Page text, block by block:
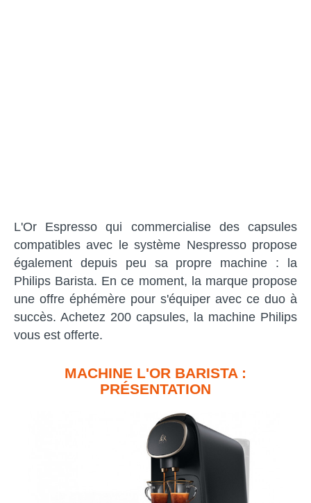
L'Or Espresso qui commercialise des capsules
compatibles avec le système Nespresso propose
également depuis peu sa propre machine : la
Philips Barista. En ce moment, la marque propose
une offre éphémère pour s'équiper avec ce duo à
succès. Achetez 200 capsules, la machine Philips
vous est offerte.
MACHINE L'OR BARISTA :
PRÉSENTATION